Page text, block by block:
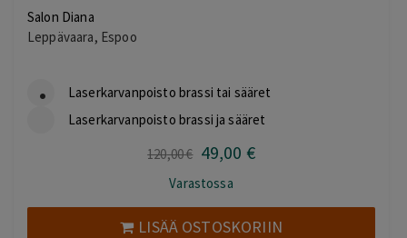
Salon Diana
Leppävaara, Espoo
Laserkarvanpoisto brassi tai sääret
Laserkarvanpoisto brassi ja sääret
120,00€ Alkuperäinen
oli:
120,00 €.
49,00 €Nykyinen
49,00 €.
Varastossa
LISÄÄ OSTOSKORIIN